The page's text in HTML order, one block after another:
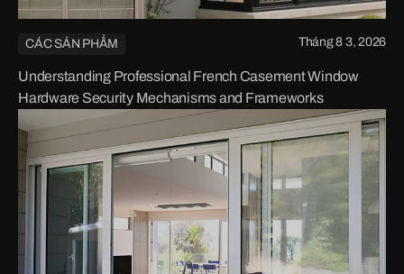
CÁC SẢN PHẨM Tháng 8 3, 2026
Understanding Professional French Casement Window
Hardware Security Mechanisms and Frameworks